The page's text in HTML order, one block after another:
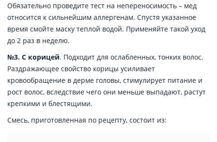
Обязательно проведите тест на непереносимость – мед
относится к сильнейшим аллергенам. Спустя указанное
время смойте маску теплой водой. Применяйте такой уход
до 2 раз в неделю.
№3. С корицей. Подходит для ослабленных, тонких волос.
Раздражающее свойство корицы усиливает
кровообращение в дерме головы, стимулирует питание и
рост волос, вследствие чего они меньше выпадают, растут
крепкими и блестящими.
Смесь, приготовленная по рецепту, состоит из: